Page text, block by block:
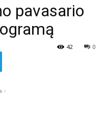
pavasario
0
42
-